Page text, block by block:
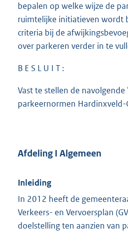
bepalen op welke wijze de
ruimtelijke initiatieven wordt
criteria bij de
over parkeren verder in te
B E S L U I T :
Vast te stellen de navolgende
parkeernormen Hardinxveld-
Afdeling I Algemeen
Inleiding
In 2012 heeft de
Verkeers- en Vervoersplan
doelstelling ten aanzien van